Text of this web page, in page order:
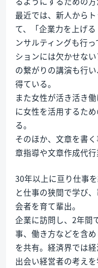
最近では、新人から
て、「企業力を上げ
ンサルティングも行
ションには欠かせな
の繋がりの講演も行
得ている。
また女性が活き活き
に女性を活用するた
る。
そのほか、文章を書
章指導や文章作成代行
30年以上に亘り仕事
と仕事の狭間で学び
会者を育て輩出。
企業に訪問し、2年間
事、働き方などを含
を共有。経済界では
出会い経営者の考え